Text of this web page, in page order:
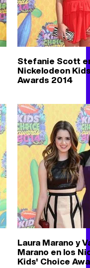
Stefanie Scott
Nickelodeon
Awards 2014
Laura Marano y
Marano en los
Kids' Choice